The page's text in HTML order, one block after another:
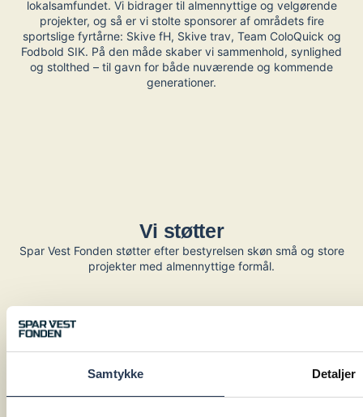
Samtykke Detaljer
lokalsamfundet. Vi bidrager til almennyttige og velgørende
projekter, og så er vi stolte sponsorer af områdets fire
sportslige fyrtårne: Skive fH, Skive trav, Team ColoQuick og
Fodbold SIK. På den måde skaber vi sammenhold, synlighed
og stolthed – til gavn for både nuværende og kommende
generationer.
Vi støtter
Spar Vest Fonden støtter efter bestyrelsen skøn små og store
projekter med almennyttige formål.